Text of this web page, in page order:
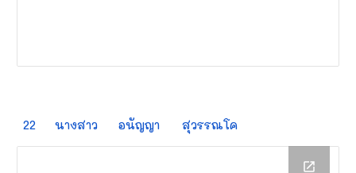
22 นางสาว อนัญญา สุวรรณโค